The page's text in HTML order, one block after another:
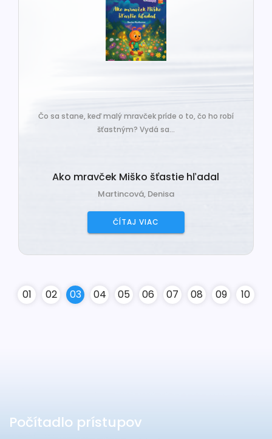
Čo sa stane, keď malý mravček príde o to, čo ho robí
šťastným? Vydá sa...
Ako mravček Miško šťastie hľadal
Martincová, Denisa
ČÍTAJ VIAC
01 02 03 04 05 06 07 08 09 10
Počítadlo prístupov